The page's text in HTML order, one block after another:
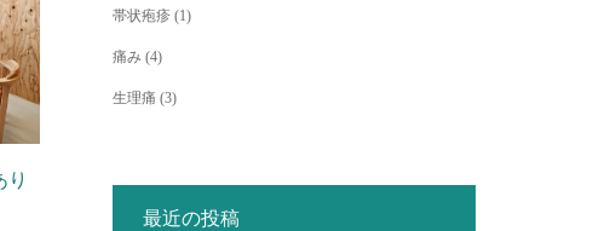
り
帯状疱疹 (1)
痛み (4)
生理痛 (3)
最近の投稿